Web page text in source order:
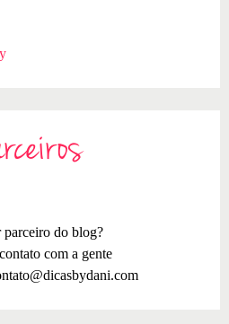
parceiro do blog?
com a gente